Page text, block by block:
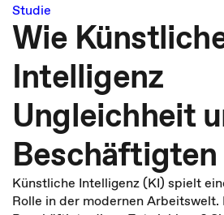
Studie
Wie
Intelligenz
Ungleichheit
Künstliche Intelligenz (KI) spielt
Rolle in der modernen Arbeitswelt.